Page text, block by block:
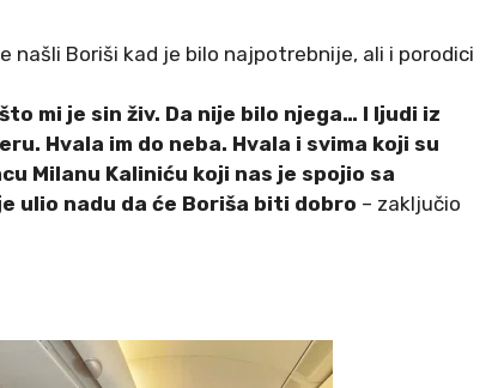
našli Boriši kad je bilo najpotrebnije, ali i porodici
mi je sin živ. Da nije bilo njega… I ljudi iz
Hvala im do neba. Hvala i svima koji su
Milanu Kaliniću koji nas je spojio sa
ulio nadu da će Boriša biti dobro – zaključio